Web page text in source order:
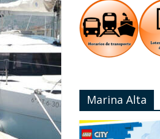
Marina Alta